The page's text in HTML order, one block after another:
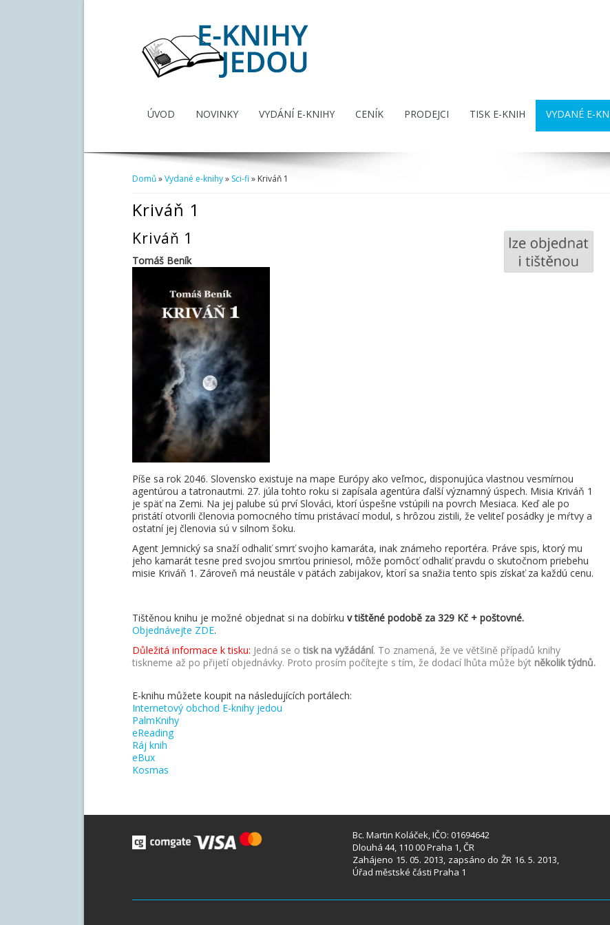
ÚVOD NOVINKY VYDÁNÍ E-KNIHY CENÍK PRODEJCI TISK E-KNIH VYDANÉ E-
Domů»Vydané e-knihy» Sci-fi » Kriváň 1
Kriváň 1
Kriváň 1
Tomáš Beník
Píše sa rok 2046. Slovensko existuje na mape Európy ako veľmoc, disponujúca vlastnou vesmírnou
agentúrou a tatronautmi. 27. júla tohto roku si zapísala agentúra ďalší významný úspech. Misia Kriváň 1
je späť na Zemi. Na jej palube sú prví Slováci, ktorí úspešne vstúpili na povrch Mesiaca. Keď ale po
pristátí otvorili členovia pomocného tímu pristávací modul, s hrôzou zistili, že veliteľ posádky je mŕtvy a
ostatní jej členovia sú v silnom šoku.
Agent Jemnický sa snaží odhaliť smrť svojho kamaráta, inak známeho reportéra. Práve spis, ktorý mu
jeho kamarát tesne pred svojou smrťou priniesol, môže pomôcť odhaliť pravdu o skutočnom priebehu
misie Kriváň 1. Zároveň má neustále v pätách zabijakov, ktorí sa snažia tento spis získať za každú cenu.
Tištěnou knihu je možné objednat si na dobírku v tištěné podobě za 329 Kč + poštovné.
Objednávejte ZDE.
Důležitá informace k tisku: Jedná se otisk na vyžádání. To znamená, že ve většině případů knihy
tiskneme až po přijetí objednávky. Proto prosím počítejte s tím, že dodací lhůta může být několik týdnů.
E-knihu můžete koupit na následujících portálech:
Internetový obchod E-knihy jedou
PalmKnihy
eReading
Ráj knih
eBux
Kosmas
Bc. Martin Koláček, IČO: 01694642
Dlouhá 44, 110 00 Praha 1, ČR
Zahájeno 15. 05. 2013, zapsáno do ŽR 16. 5. 2013,
Úřad městské části Praha 1